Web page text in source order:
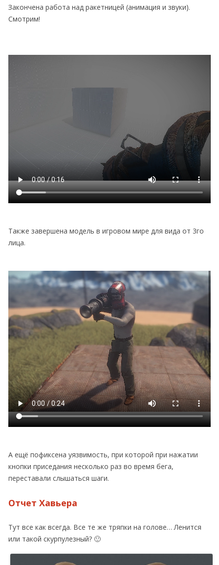
Закончена работа над ракетницей (анимация и звуки).
Смотрим!
Также завершена модель в игровом мире для вида от 3го
лица.
А ещё пофиксена уязвимость, при которой при нажатии
кнопки приседания несколько раз во время бега,
переставали слышаться шаги.
Отчет Хавьера
Тут все как всегда. Все те же тряпки на голове… Ленится
или такой скурпулезный? 🙂